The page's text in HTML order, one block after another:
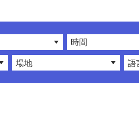
時間
場地 語